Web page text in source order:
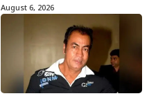
August 6, 2026